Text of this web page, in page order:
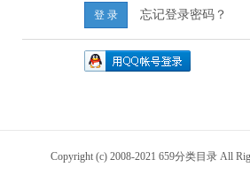
忘记登录密码？
Copyright (c) 2008-2021 659分类目录 All